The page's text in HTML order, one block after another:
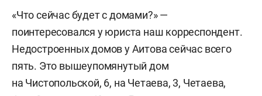
«Что сейчас будет с домами?» —
поинтересовался у юриста наш корреспондент.
Недостроенных домов у Аитова сейчас всего
пять. Это вышеупомянутый дом
на Чистопольской, 6, на Четаева, 3, Четаева,